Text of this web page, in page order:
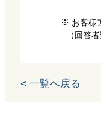
※ お客様
（回答
< 一覧へ戻る